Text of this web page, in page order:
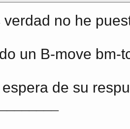
verdad no he
un B-move bm-
de su